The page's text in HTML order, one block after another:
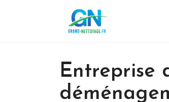
Entreprise